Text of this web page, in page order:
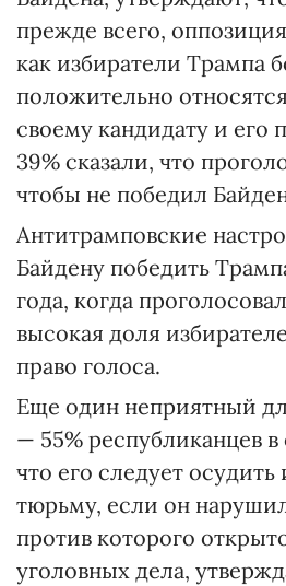
прежде всего,
как избиратели Трампа
положительно
своему кандидату и его
39% сказали, что
чтобы не победил
Антитрамповские
Байдену победить
года, когда
высокая доля
право голоса.
Еще один неприятный
— 55% республиканцев в
что его следует осудить
тюрьму, если он
против которого
уголовных дела,